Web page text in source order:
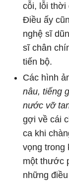
cỗi, lỗi thời
Điều ấy
nghệ sĩ
sĩ chân
tiến bộ.
Các hình
nâu, tiếng
nước vỡ
gợi về cái
ca khi
vọng trong
một thước
những